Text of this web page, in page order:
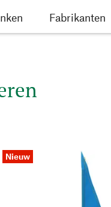
Fabrikanten
Nieuw